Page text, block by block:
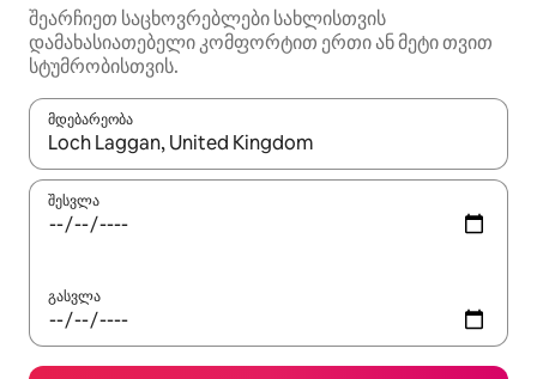
შეარჩიეთ საცხოვრებლები სახლისთვის
დამახასიათებელი კომფორტით ერთი ან მეტი თვით
სტუმრობისთვის.
მდებარეობა
როცა შედეგები ხელმისაწვდომი გახდება, ნავიგაციისთვის
შესვლა
გასვლა